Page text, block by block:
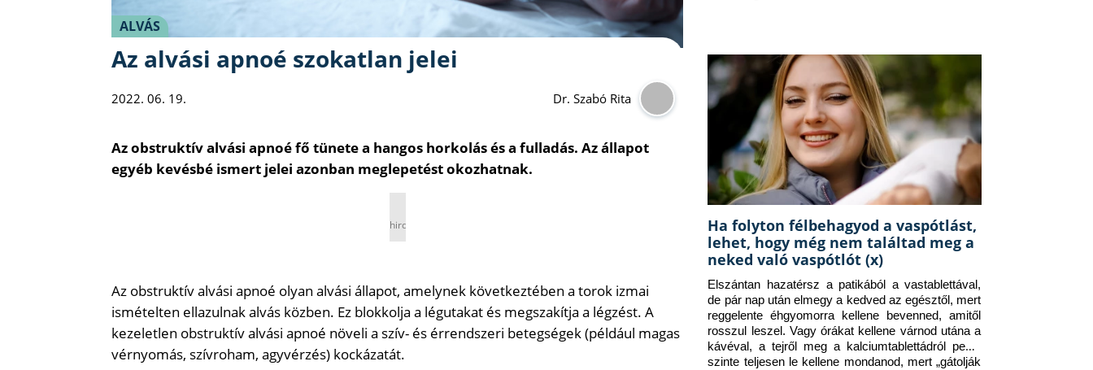
ALVÁS
Az alvási apnoé szokatlan jelei
2022. 06. 19. Dr. Szabó Rita
Az obstruktív alvási apnoé fő tünete a hangos horkolás és a fulladás. Az állapot
egyéb kevésbé ismert jelei azonban meglepetést okozhatnak.
hirdetés
Az obstruktív alvási apnoé olyan alvási állapot, amelynek következtében a torok izmai
ismételten ellazulnak alvás közben. Ez blokkolja a légutakat és megszakítja a légzést. A
kezeletlen obstruktív alvási apnoé növeli a szív- és érrendszeri betegségek (például magas
vérnyomás, szívroham, agyvérzés) kockázatát.
Ha folyton félbehagyod a vaspótlást,
lehet, hogy még nem találtad meg a
neked való vaspótlót (x)
Elszántan hazatérsz a patikából a vastablettával,
de pár nap után elmegy a kedved az egésztől, mert
reggelente éhgyomorra kellene bevenned, amitől
rosszul leszel. Vagy órákat kellene várnod utána a
kávéval, a tejről meg a kalciumtablettádról pedig
szinte teljesen le kellene mondanod, mert „gátolják